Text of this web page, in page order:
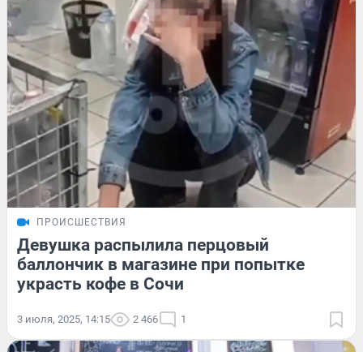
ПРОИСШЕСТВИЯ
Девушка распылила перцовый
баллончик в магазине при попытке
украсть кофе в Сочи
3 июля, 2025, 14:15 2 466 1